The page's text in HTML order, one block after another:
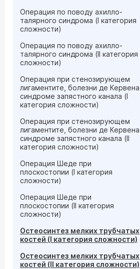
Операция по поводу ахилло-
талярного синдрома (I категория
сложности)
Операция по поводу ахилло-
талярного синдрома (II категория
сложности)
Операция при стенозирующем
лигаментите, болезни де Кервена,
синдроме запястного канала (I
категория сложности)
Операция при стенозирующем
лигаментите, болезни де Кервена,
синдроме запястного канала (II
категория сложности)
Операция Шеде при
плоскостопии (I категория
сложности)
Операция Шеде при
плоскостопии (II категория
сложности)
Остеосинтез мелких трубчатых
костей (I категория сложности)
Остеосинтез мелких трубчатых
костей (II категория сложности)